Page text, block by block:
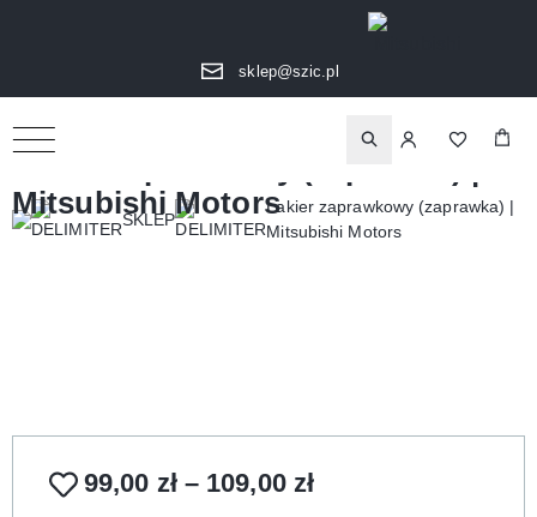
sklep@szic.pl
SKLEP
Lakier zaprawkowy (zaprawka) |
Mitsubishi Motors
Mitsubishi Motors
99,00 zł– 109,00 zł